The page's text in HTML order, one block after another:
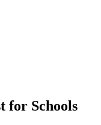
for Schools